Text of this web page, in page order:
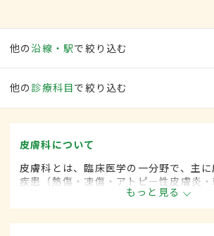
他の沿線・駅で絞り込む
他の 診療科目で絞り込む
皮膚科について
皮膚科とは、臨床医学の一分野で、主
疾患（熱傷・凍傷・アトピー性皮膚炎・
膠原病・帯状疱疹・肝斑など）に対して
に加えて、手術的な方法による治療をし
もっと見る